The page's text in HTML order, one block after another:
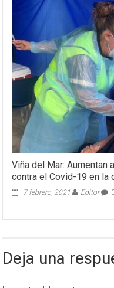
Viña del Mar: Aumentan
contra el Covid-19 en la
7 febrero, 2021 Editor
Deja una